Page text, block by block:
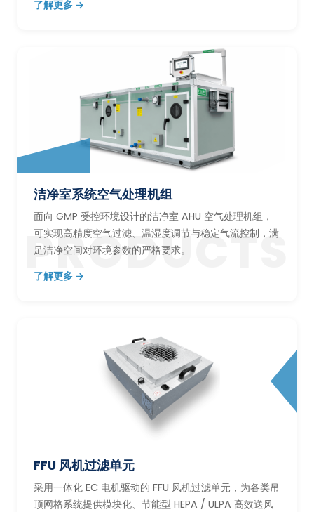
PRODUCTS
了解更多 →
洁净室系统空气处理机组
面向 GMP 受控环境设计的洁净室 AHU 空气处理机组，
可实现高精度空气过滤、温湿度调节与稳定气流控制，满
足洁净空间对环境参数的严格要求。
了解更多 →
FFU 风机过滤单元
采用一体化 EC 电机驱动的 FFU 风机过滤单元，为各类吊
顶网格系统提供模块化、节能型 HEPA / ULPA 高效送风